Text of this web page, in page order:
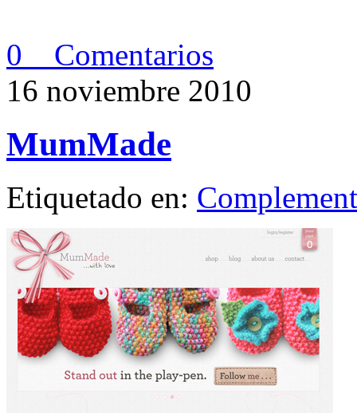
0 Comentarios
16 noviembre 2010
MumMade
Etiquetado en: